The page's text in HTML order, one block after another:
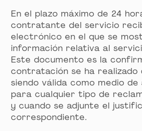
En el plazo máximo de 24
contratante del servicio
electrónico en el que se
información relativa al
Este documento es la
contratación se ha realizado
siendo válida como medio
para cualquier tipo de
y cuando se adjunte el
correspondiente.